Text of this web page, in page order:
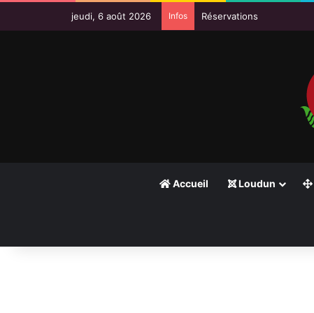
jeudi, 6 août 2026 Infos Réservations
Accueil Loudun